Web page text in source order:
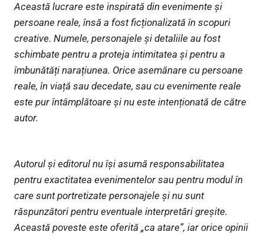
Această lucrare este inspirată din evenimente și
persoane reale, însă a fost ficționalizată în scopuri
creative. Numele, personajele și detaliile au fost
schimbate pentru a proteja intimitatea și pentru a
îmbunătăți narațiunea. Orice asemănare cu persoane
reale, în viață sau decedate, sau cu evenimente reale
este pur întâmplătoare și nu este intenționată de către
autor.
Autorul și editorul nu își asumă responsabilitatea
pentru exactitatea evenimentelor sau pentru modul în
care sunt portretizate personajele și nu sunt
răspunzători pentru eventuale interpretări greșite.
Această poveste este oferită „ca atare”, iar orice opinii